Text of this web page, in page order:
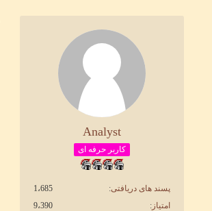
Analyst
کاربر حرفه ای
پسند های دریافتی
1،685
امتیاز
9،390